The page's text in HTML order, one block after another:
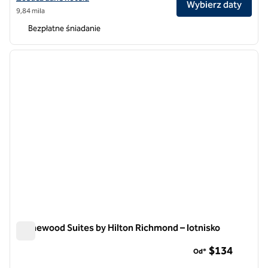
9,84 mila
Wybierz daty
Bezpłatne śniadanie
1 z 12
Homewood Suites by Hilton Richmond – lotnisko
Od* $134